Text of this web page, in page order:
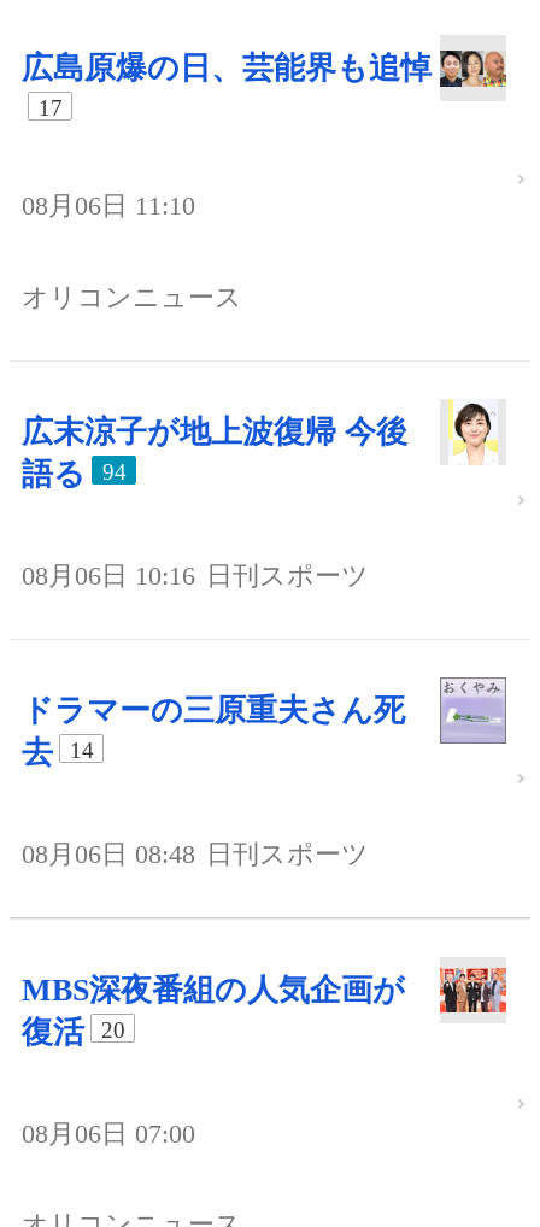
広島原爆の日、芸能界も追悼
17
08月06日 11:10
オリコンニュース
広末涼子が地上波復帰 今後
語る
94
08月06日 10:16 日刊スポーツ
ドラマーの三原重夫さん死
去
14
08月06日 08:48 日刊スポーツ
MBS深夜番組の人気企画が
復活
20
08月06日 07:00